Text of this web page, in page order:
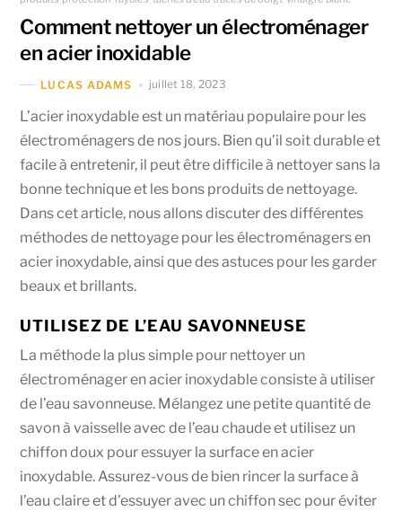
Comment nettoyer un électroménager
en acier inoxidable
LUCAS ADAMS juillet 18, 2023
L’acier inoxydable est un matériau populaire pour les
électroménagers de nos jours. Bien qu’il soit durable et
facile à entretenir, il peut être difficile à nettoyer sans la
bonne technique et les bons produits de nettoyage.
Dans cet article, nous allons discuter des différentes
méthodes de nettoyage pour les électroménagers en
acier inoxydable, ainsi que des astuces pour les garder
beaux et brillants.
UTILISEZ DE L’EAU SAVONNEUSE
La méthode la plus simple pour nettoyer un
électroménager en acier inoxydable consiste à utiliser
de l’eau savonneuse. Mélangez une petite quantité de
savon à vaisselle avec de l’eau chaude et utilisez un
chiffon doux pour essuyer la surface en acier
inoxydable. Assurez-vous de bien rincer la surface à
l’eau claire et d’essuyer avec un chiffon sec pour éviter